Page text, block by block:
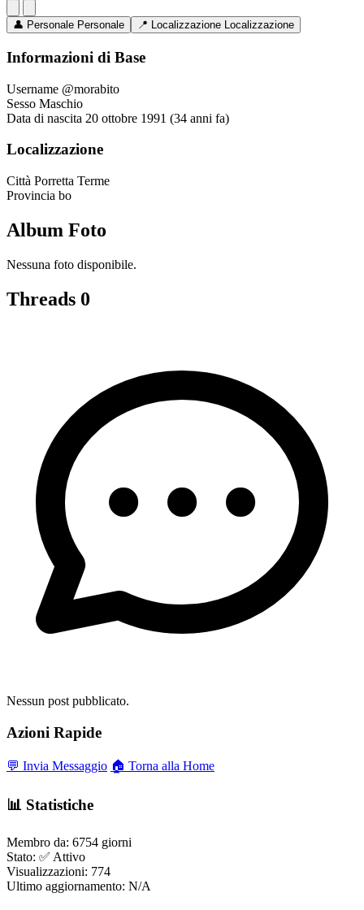
👤 Personale Personale 📍 Localizzazione Localizzazione
Informazioni di Base
Username @morabito
Sesso Maschio
Data di nascita 20 ottobre 1991 (34 anni fa)
Localizzazione
Città Porretta Terme
Provincia bo
Album Foto
Nessuna foto disponibile.
Threads 0
Nessun post pubblicato.
Azioni Rapide
💬 Invia Messaggio 🏠 Torna alla Home
📊 Statistiche
Membro da: 6754 giorni
Stato: ✅ Attivo
Visualizzazioni: 774
Ultimo aggiornamento: N/A